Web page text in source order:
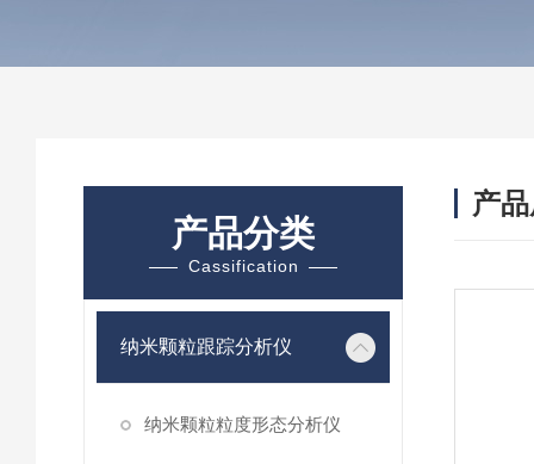
产品分类
Cassification
纳米颗粒跟踪分析仪
纳米颗粒粒度形态分析仪
产